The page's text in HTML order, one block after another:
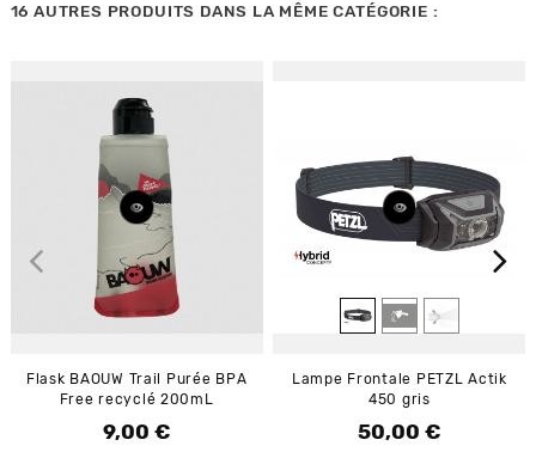
16 AUTRES PRODUITS DANS LA MÊME CATÉGORIE :
Flask BAOUW Trail Purée BPA
Free recyclé 200mL
Prix
9,00 €
Lampe Frontale PETZL Actik
450 gris
Prix
50,00 €